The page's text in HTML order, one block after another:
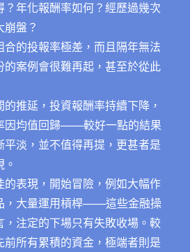
？年化報酬率如何？經歷過幾次
崩盤？
合的投報率極差，而且隔年無法
的案例會很難再起，甚至於從此
推延，投資報酬率持續下降，
因均值回歸───較好一點的結果
平淡，並不值得再提，更甚者是
的表現，開始冒險，例如大幅作
，大量運用槓桿───這些金融操
，注定的下場只有失敗收場。較
前所有累積的資金，極端者則是